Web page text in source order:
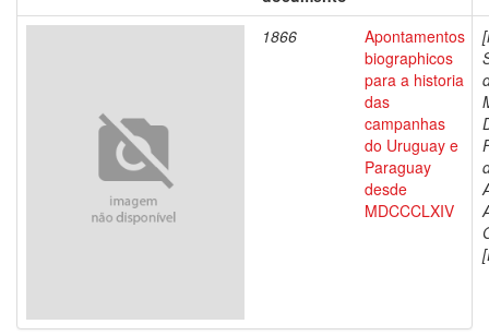
1866
Apontamentos
biographicos
para a historia
das
campanhas
do Uruguay e
Paraguay
desde
MDCCCLXIV